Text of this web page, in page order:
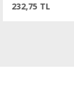
232,75 TL